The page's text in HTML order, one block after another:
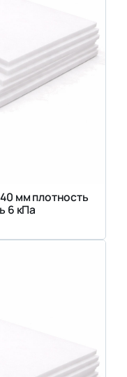
мм плотность
6 кПа